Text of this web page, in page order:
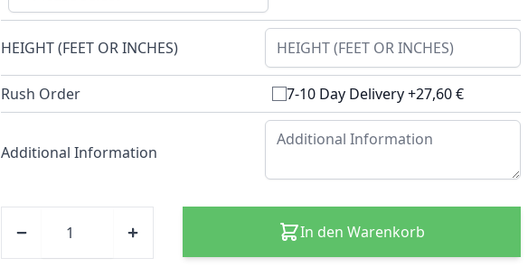
HEIGHT (FEET OR INCHES)
Rush Order 7-10 Day Delivery +27,60 €
Additional Information
In den Warenkorb